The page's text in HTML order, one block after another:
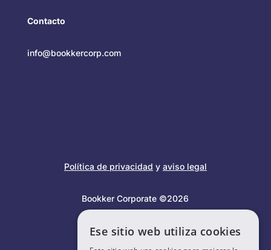
Contacto
info@bookkercorp.com
Política de privacidad y aviso legal
Bookker Corporate ©2026
Ese sitio web utiliza cookies